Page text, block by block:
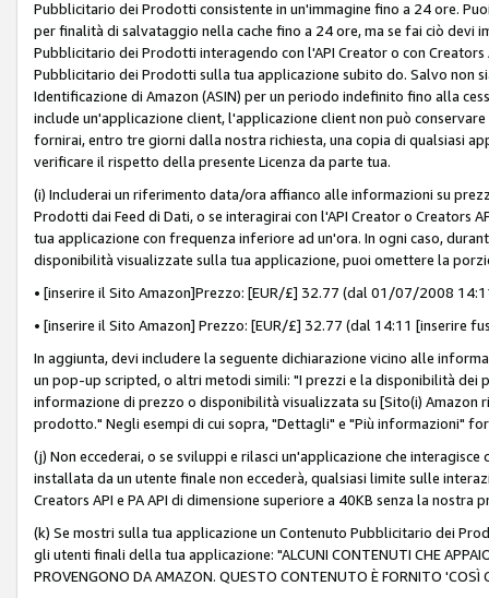
Pubblicitario dei Prodotti consistente in un'immagine fino a 24 ore.
per finalità di salvataggio nella cache fino a 24 ore, ma se fai ciò
Pubblicitario dei Prodotti interagendo con l'API Creator o con
Pubblicitario dei Prodotti sulla tua applicazione subito do. Salvo non
Identificazione di Amazon (ASIN) per un periodo indefinito fino alla
include un'applicazione client, l'applicazione client non può
fornirai, entro tre giorni dalla nostra richiesta, una copia di qualsiasi
verificare il rispetto della presente Licenza da parte tua.
(i) Includerai un riferimento data/ora affianco alle informazioni su
Prodotti dai Feed di Dati, o se interagirai con l'API Creator o Creators
tua applicazione con frequenza inferiore ad un'ora. In ogni caso,
disponibilità visualizzate sulla tua applicazione, puoi omettere la
• [inserire il Sito Amazon]Prezzo: [EUR/£] 32.77 (dal 01/07/2008
• [inserire il Sito Amazon] Prezzo: [EUR/£] 32.77 (dal 14:11 [inserire
In aggiunta, devi includere la seguente dichiarazione vicino alle
un pop-up scripted, o altri metodi simili: "I prezzi e la disponibilità
informazione di prezzo o disponibilità visualizzata su [Sito(i)
prodotto." Negli esempi di cui sopra, "Dettagli" e "Più informazioni"
(j) Non eccederai, o se sviluppi e rilasci un'applicazione che interagisce
installata da un utente finale non eccederà, qualsiasi limite sulle
Creators API e PA API di dimensione superiore a 40KB senza la nostra
(k) Se mostri sulla tua applicazione un Contenuto Pubblicitario dei
gli utenti finali della tua applicazione: "ALCUNI CONTENUTI CHE
PROVENGONO DA AMAZON. QUESTO CONTENUTO È FORNITO